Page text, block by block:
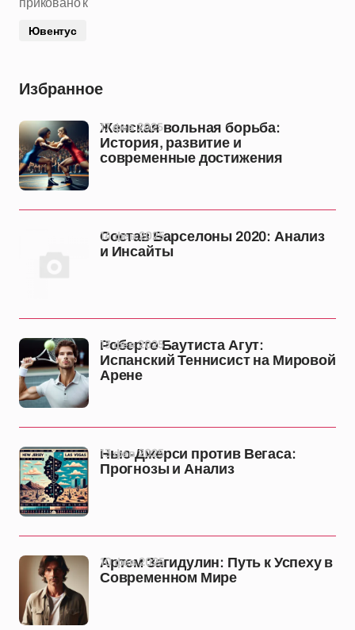
Ювентус
Избранное
Женская вольная борьба:
История, развитие и
современные достижения
17 фев 2025
Состав Барселоны 2020: Анализ
и Инсайты
14 фев 2025
Роберто Баутиста Агут:
Испанский Теннисист на Мировой
Арене
13 фев 2025
Нью-Джерси против Вегаса:
Прогнозы и Анализ
13 фев 2025
Артем Загидулин: Путь к Успеху в
Современном Мире
10 фев 2025